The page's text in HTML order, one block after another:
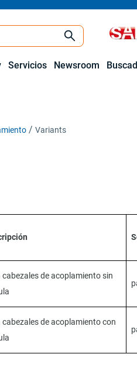
Servicios Newsroom
Variants
cabezales de acoplamiento sin
cabezales de acoplamiento con